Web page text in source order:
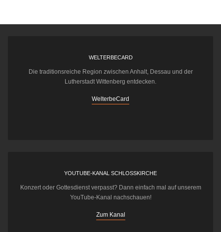
WELTERBECARD
Die traditionsreiche Region zwischen Anhalt, Dessau und der
Lutherstadt Wittenberg entdecken.
WelterbeCard
YOUTUBE-KANAL SCHLOSSKIRCHE
Konzert oder Gottesdienst verpasst? Dann einfach mal auf unserem
YouTube-Kanal nachschauen!
Zum Kanal